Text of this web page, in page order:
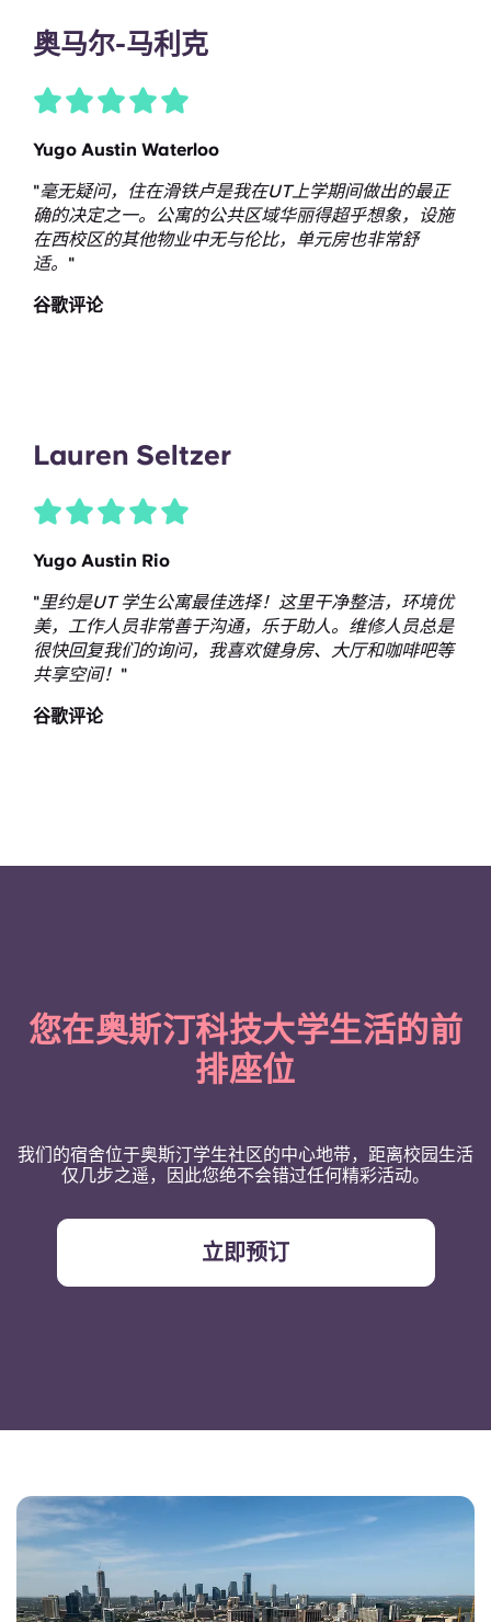
奥马尔-马利克
Yugo Austin Waterloo
"毫无疑问，住在滑铁卢是我在UT上学期间做出的最正
确的决定之一。公寓的公共区域华丽得超乎想象，设施
在西校区的其他物业中无与伦比，单元房也非常舒
适。 "
谷歌评论
Lauren Seltzer
Yugo Austin Rio
"里约是UT 学生公寓最佳选择！这里干净整洁，环境优
美，工作人员非常善于沟通，乐于助人。维修人员总是
很快回复我们的询问，我喜欢健身房、大厅和咖啡吧等
共享空间！ "
谷歌评论
您在奥斯汀科技大学生活的前
排座位
我们的宿舍位于奥斯汀学生社区的中心地带，距离校园生活
仅几步之遥，因此您绝不会错过任何精彩活动。
立即预订